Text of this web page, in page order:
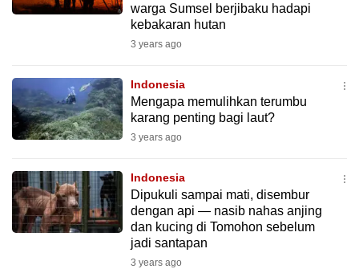
warga Sumsel berjibaku hadapi
kebakaran hutan
3 years ago
Indonesia
Mengapa memulihkan terumbu
karang penting bagi laut?
3 years ago
Indonesia
Dipukuli sampai mati, disembur
dengan api — nasib nahas anjing
dan kucing di Tomohon sebelum
jadi santapan
3 years ago